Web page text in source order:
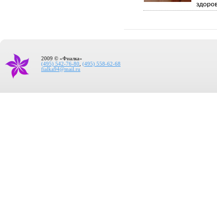
2009 © «Фиалка»
(495) 542-76-80
(495) 558-62-68
fialka94@mail.ru